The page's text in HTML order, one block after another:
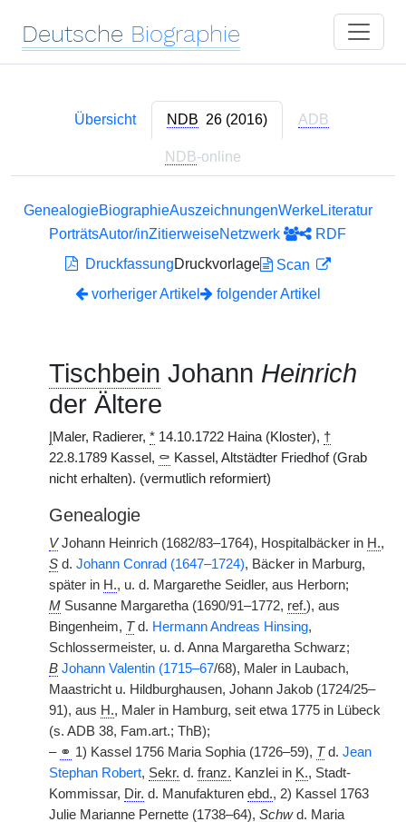
Deutsche Biographie
Übersicht NDB 26 (2016) ADB
NDB-online
GenealogieBiographieAuszeichnungenWerkeLiteratur
PorträtsAutor/inZitierweiseNetzwerk
RDF
DruckfassungDruckvorlage
Scan
vorheriger Artikel
folgender Artikel
Tischbein Johann Heinrich
der Ältere
Maler, Radierer, * 14.10.1722 Haina (Kloster), †
22.8.1789 Kassel, ⚰ Kassel, Altstädter Friedhof (Grab
nicht erhalten). (vermutlich reformiert)
Genealogie
VJohann Heinrich (1682/83–1764), Hospitalbäcker in H.,
S d. Johann Conrad (1647–1724), Bäcker in Marburg,
später in H., u. d. Margarethe Seidler, aus Herborn;
M Susanne Margaretha (1690/91–1772, ref.), aus
Bingenheim, Td. Hermann Andreas Hinsing,
Schlossermeister, u. d. Anna Margaretha Schwarz;
B Johann Valentin (1715–67/68), Maler in Laubach,
Maastricht u. Hildburghausen, Johann Jakob (1724/25–
91), aus H., Maler in Hamburg, seit etwa 1775 in Lübeck
(s. ADB 38, Fam.art.; ThB);
– ⚭ 1) Kassel 1756 Maria Sophia (1726–59), Td. Jean
Stephan Robert, Sekr. d. franz. Kanzlei in K., Stadt-
Kommissar, Dir. d. Manufakturen ebd., 2) Kassel 1763
Julie Marianne Pernette (1738–64), Schwd. Maria